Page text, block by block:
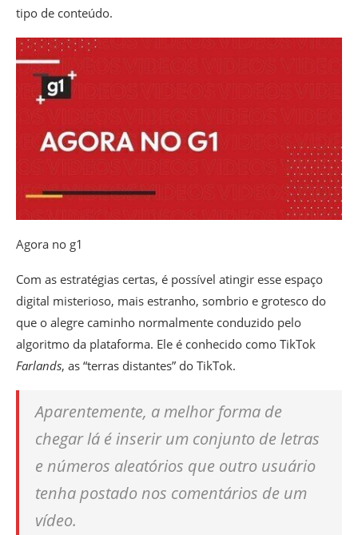
tipo de conteúdo.
Agora no g1
Com as estratégias certas, é possível atingir esse espaço
digital misterioso, mais estranho, sombrio e grotesco do
que o alegre caminho normalmente conduzido pelo
algoritmo da plataforma. Ele é conhecido como TikTok
Farlands, as “terras distantes” do TikTok.
Aparentemente, a melhor forma de
chegar lá é inserir um conjunto de letras
e números aleatórios que outro usuário
tenha postado nos comentários de um
vídeo.